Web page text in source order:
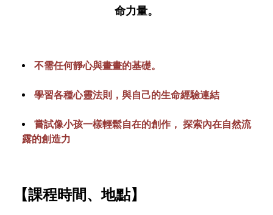
命力量。
不需任何靜心與畫畫的基礎。
學習各種心靈法則，與自己的生命經驗連結
嘗試像小孩一樣輕鬆自在的創作， 探索內在自然流
露的創造力
【課程時間、地點】